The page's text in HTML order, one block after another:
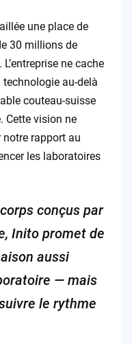
une place de
30 millions de
ne cache
au-delà
couteau-suisse
Cette vision ne
notre rapport au
les laboratoires
conçus par
Inito promet de
aussi
— mais
le rythme